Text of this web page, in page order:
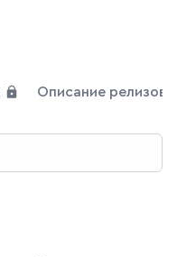
Описание релизов